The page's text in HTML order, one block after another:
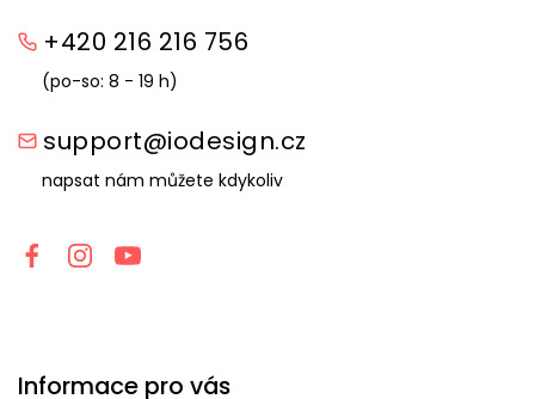
+420 216 216 756
(po-so: 8 - 19 h)
support@iodesign.cz
napsat nám můžete kdykoliv
Informace pro vás